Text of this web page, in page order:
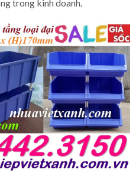
trong kinh doanh.